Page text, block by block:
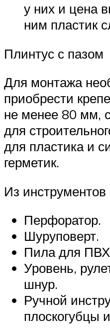
у них и цена
ним пластик
Плинтус с пазом
Для монтажа
приобрести
не менее 80 мм,
для
для пластика и
герметик.
Из инструментов
Перфоратор.
Шуруповерт.
Пила для
Уровень,
шнур.
Ручной
плоскогубцы